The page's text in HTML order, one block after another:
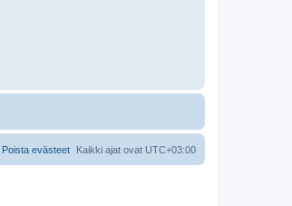
Kaikki ajat ovat UTC+03:00
Poista evästeet